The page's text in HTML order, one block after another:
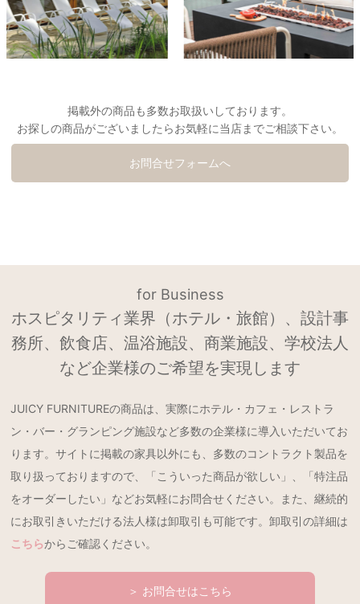
掲載外の商品も多数お取扱いしております。
お探しの商品がございましたらお気軽に当店までご相談下さい。
お問合せフォームへ
for Business
ホスピタリティ業界（ホテル・旅館）、設計事
務所、飲食店、温浴施設、商業施設、学校法人
など企業様のご希望を実現します
JUICY FURNITUREの商品は、実際にホテル・カフェ・レストラ
ン・バー・グランピング施設など多数の企業様に導入いただいてお
ります。サイトに掲載の家具以外にも、多数のコントラクト製品を
取り扱っておりますので、「こういった商品が欲しい」、「特注品
をオーダーしたい」などお気軽にお問合せください。また、継続的
にお取引きいただける法人様は卸取引も可能です。卸取引の詳細は
こちらからご確認ください。
＞ お問合せはこちら